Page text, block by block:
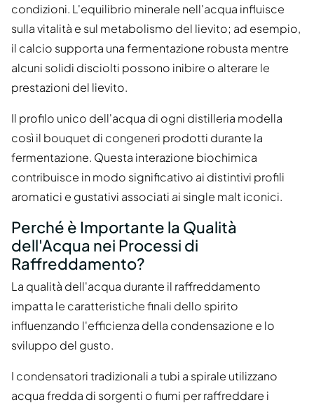
condizioni. L'equilibrio minerale nell'acqua influisce
sulla vitalità e sul metabolismo del lievito; ad esempio,
il calcio supporta una fermentazione robusta mentre
alcuni solidi disciolti possono inibire o alterare le
prestazioni del lievito.
Il profilo unico dell'acqua di ogni distilleria modella
così il bouquet di congeneri prodotti durante la
fermentazione. Questa interazione biochimica
contribuisce in modo significativo ai distintivi profili
aromatici e gustativi associati ai single malt iconici.
Perché è Importante la Qualità
dell'Acqua nei Processi di
Raffreddamento?
La qualità dell'acqua durante il raffreddamento
impatta le caratteristiche finali dello spirito
influenzando l'efficienza della condensazione e lo
sviluppo del gusto.
I condensatori tradizionali a tubi a spirale utilizzano
acqua fredda di sorgenti o fiumi per raffreddare i